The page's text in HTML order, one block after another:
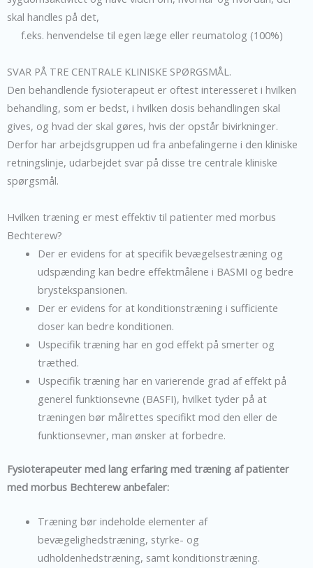
skal handles på det,
f.eks. henvendelse til egen læge eller reumatolog (100%)
SVAR PÅ TRE CENTRALE KLINISKE SPØRGSMÅL.
Den behandlende fysioterapeut er oftest interesseret i hvilken
behandling, som er bedst, i hvilken dosis behandlingen skal
gives, og hvad der skal gøres, hvis der opstår bivirkninger.
Derfor har arbejdsgruppen ud fra anbefalingerne i den kliniske
retningslinje, udarbejdet svar på disse tre centrale kliniske
spørgsmål.
Hvilken træning er mest effektiv til patienter med morbus
Bechterew?
Der er evidens for at specifik bevægelsestræning og
udspænding kan bedre effektmålene i BASMI og bedre
brystekspansionen.
Der er evidens for at konditionstræning i sufficiente
doser kan bedre konditionen.
Uspecifik træning har en god effekt på smerter og
træthed.
Uspecifik træning har en varierende grad af effekt på
generel funktionsevne (BASFI), hvilket tyder på at
træningen bør målrettes specifikt mod den eller de
funktionsevner, man ønsker at forbedre.
Fysioterapeuter med lang erfaring med træning af patienter
med morbus Bechterew anbefaler:
Træning bør indeholde elementer af
bevægelighedstræning, styrke- og
udholdenhedstræning, samt konditionstræning.